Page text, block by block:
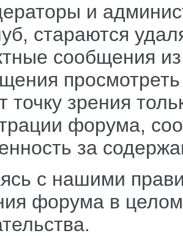
и
стараются
сообщения
точку зрения
форума,
за
с нашими
форума в